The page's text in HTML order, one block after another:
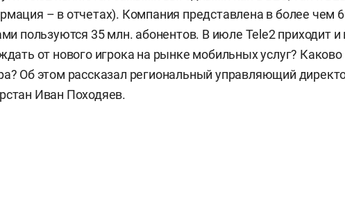
– в отчетах). Компания представлена в более чем
пользуются 35 млн. абонентов. В июле Tele2 приходит и
от нового игрока на рынке мобильных услуг? Каково
Об этом рассказал региональный управляющий
Иван Походяев.